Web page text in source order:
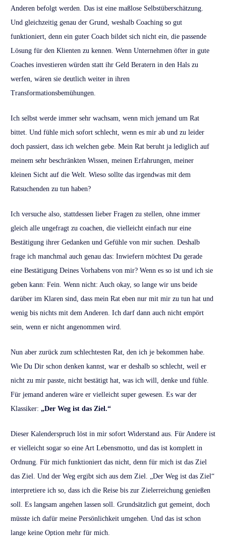
Anderen befolgt werden. Das ist eine maßlose Selbstüberschätzung.
Und gleichzeitig genau der Grund, weshalb Coaching so gut
funktioniert, denn ein guter Coach bildet sich nicht ein, die passende
Lösung für den Klienten zu kennen. Wenn Unternehmen öfter in gute
Coaches investieren würden statt ihr Geld Beratern in den Hals zu
werfen, wären sie deutlich weiter in ihren
Transformationsbemühungen.
Ich selbst werde immer sehr wachsam, wenn mich jemand um Rat
bittet. Und fühle mich sofort schlecht, wenn es mir ab und zu leider
doch passiert, dass ich welchen gebe. Mein Rat beruht ja lediglich auf
meinem sehr beschränkten Wissen, meinen Erfahrungen, meiner
kleinen Sicht auf die Welt. Wieso sollte das irgendwas mit dem
Ratsuchenden zu tun haben?
Ich versuche also, stattdessen lieber Fragen zu stellen, ohne immer
gleich alle ungefragt zu coachen, die vielleicht einfach nur eine
Bestätigung ihrer Gedanken und Gefühle von mir suchen. Deshalb
frage ich manchmal auch genau das: Inwiefern möchtest Du gerade
eine Bestätigung Deines Vorhabens von mir? Wenn es so ist und ich sie
geben kann: Fein. Wenn nicht: Auch okay, so lange wir uns beide
darüber im Klaren sind, dass mein Rat eben nur mit mir zu tun hat und
wenig bis nichts mit dem Anderen. Ich darf dann auch nicht empört
sein, wenn er nicht angenommen wird.
Nun aber zurück zum schlechtesten Rat, den ich je bekommen habe.
Wie Du Dir schon denken kannst, war er deshalb so schlecht, weil er
nicht zu mir passte, nicht bestätigt hat, was ich will, denke und fühle.
Für jemand anderen wäre er vielleicht super gewesen. Es war der
Klassiker: „Der Weg ist das Ziel.“
Dieser Kalenderspruch löst in mir sofort Widerstand aus. Für Andere ist
er vielleicht sogar so eine Art Lebensmotto, und das ist komplett in
Ordnung. Für mich funktioniert das nicht, denn für mich ist das Ziel
das Ziel. Und der Weg ergibt sich aus dem Ziel. „Der Weg ist das Ziel“
interpretiere ich so, dass ich die Reise bis zur Zielerreichung genießen
soll. Es langsam angehen lassen soll. Grundsätzlich gut gemeint, doch
müsste ich dafür meine Persönlichkeit umgehen. Und das ist schon
lange keine Option mehr für mich.